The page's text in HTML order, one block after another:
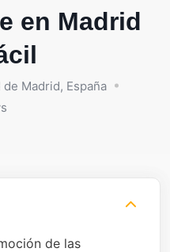
en Madrid
de Madrid, España
de las